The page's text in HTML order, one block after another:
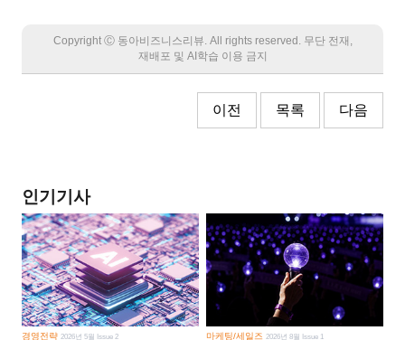
Copyright Ⓒ 동아비즈니스리뷰. All rights reserved. 무단 전재,
재배포 및 AI학습 이용 금지
이전 목록 다음
인기기사
경영전략 2026년 5월 Issue 2 마케팅/세일즈 2026년 8월 Issue 1